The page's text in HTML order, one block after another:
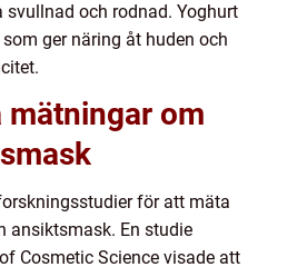
och rodnad. Yoghurt
ger näring åt huden och
mätningar om
för att mäta
ansiktsmask. En studie
Cosmetic Science visade att